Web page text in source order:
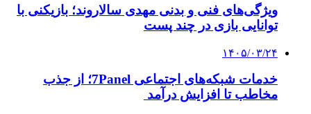
ویژگی‌های فنی و بدنی مهدی سالاروند؛ بازیکنی با
توانایی بازی در چند پست
۱۴۰۵/۰۳/۲۴
خدمات شبکه‌های اجتماعی 7Panel؛ از جذب
مخاطب تا افزایش درآمد